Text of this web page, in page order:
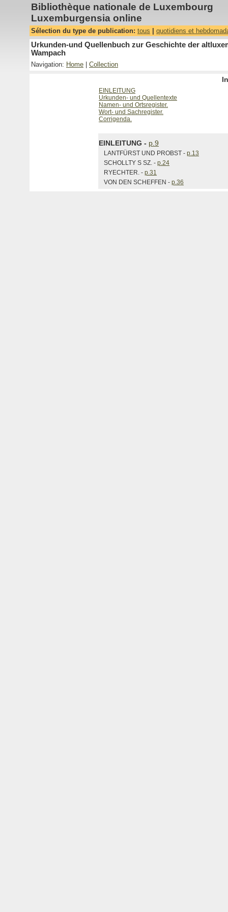
Bibliothèque nationale de Luxembourg
Luxemburgensia online
Sélection du type de publication: tous quotidiens et
Urkunden-und Quellenbuch zur Geschichte der
Wampach
Navigation: Home Collection
EINLEITUNG
Urkunden- und Quellentexte
Namen- und Ortsregister.
Wort- und Sachregister.
Corrigenda.
EINLEITUNG - p.9
LANTFÜRST UND PROBST - p.13
SCHOLLTY S SZ. - p.24
RYECHTER. - p.31
VON DEN SCHEFFEN - p.36